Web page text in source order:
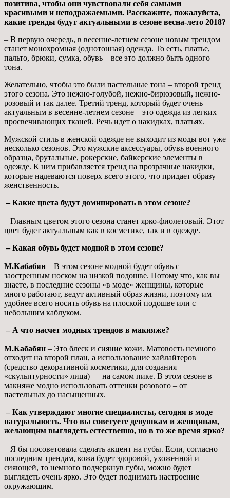
позитива, чтобы они чувствовали себя самыми
красивыми и неподражаемыми. Расскажите, пожалуйста,
какие тренды будут актуальными в сезоне весна-лето 2018?
– В первую очередь, в весенне-летнем сезоне новым трендом
станет монохромная (однотонная) одежда. То есть, платье,
пальто, брюки, сумка, обувь – все это должно быть одного
тона.
Желательно, чтобы это были пастельные тона – второй тренд
этого сезона. Это нежно-голубой, нежно-бирюзовый, нежно-
розовый и так далее. Третий тренд, который будет очень
актуальным в весенне-летнем сезоне – это одежда из легких
просвечивающих тканей. Речь идет о накидках, платьях.
Мужской стиль в женской одежде не выходит из моды вот уже
несколько сезонов. Это мужские аксессуары, обувь военного
образца, брутальные, рокерские, байкерские элементы в
одежде. К ним прибавляется тренд на прозрачные накидки,
которые надеваются поверх всего этого, что придает образу
женственность.
– Какие цвета будут доминировать в этом сезоне?
– Главным цветом этого сезона станет ярко-фиолетовый. Этот
цвет будет актуальным как в косметике, так и в одежде.
– Какая обувь будет модной в этом сезоне?
М.Кабабян – В этом сезоне модной будет обувь с
заостренным носком на низкой подошве. Потому что, как вы
знаете, в последние сезоны «в моде» женщины, которые
много работают, ведут активный образ жизни, поэтому им
удобнее всего носить обувь на плоской подошве или с
небольшим каблуком.
– А что насчет модных трендов в макияже?
М.Кабабян – Это блеск и сияние кожи. Матовость немного
отходит на второй план, а использование хайлайтеров
(средство декоративной косметики, для создания
«скульптурности» лица) — на самом пике. В этом сезоне в
макияже модно использовать оттенки розового – от
пастельных до насыщенных.
– Как утверждают многие специалисты, сегодня в моде
натуральность. Что вы советуете девушкам и женщинам,
желающим выглядеть естественно, но в то же время ярко?
– Я бы посоветовала сделать акцент на губы. Если, согласно
последним трендам, кожа будет здоровой, ухоженной и
сияющей, то немного подчеркнув губы, можно будет
выглядеть очень ярко. Это будет поднимать настроение
окружающим.